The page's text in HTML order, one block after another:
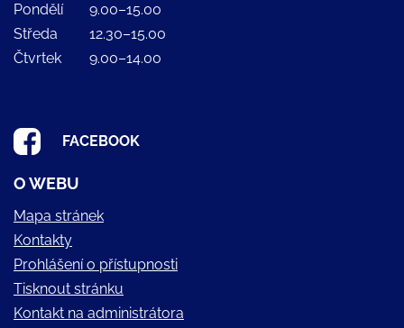
Pondělí
9.00–15.00
Středa
12.30–15.00
Čtvrtek
9.00–14.00
FACEBOOK
O WEBU
Mapa stránek
Kontakty
Prohlášení o přístupnosti
Tisknout stránku
Kontakt na administrátora